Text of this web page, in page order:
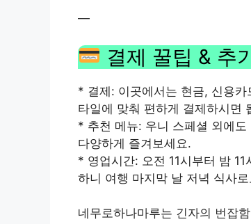
—
결제 꿀팁 & 추
* 결제: 이곳에서는 현금, 신용
타일에 맞춰 편하게 결제하시면
* 추천 메뉴: 우니 스페셜 외에
다양하게 즐겨보세요.
* 영업시간: 오전 11시부터 밤
하니 여행 마지막 날 저녁 식사
네무로하나마루는 긴자의 번잡